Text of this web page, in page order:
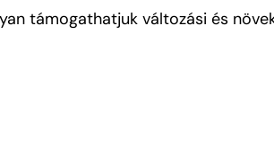
támogathatjuk változási és